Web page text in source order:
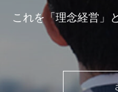
これを「理念経営」